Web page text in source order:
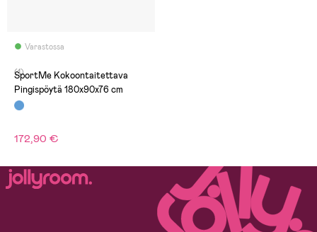
Varastossa
(1)
SportMe Kokoontaitettava
Pingispöytä 180x90x76 cm
172,90 €